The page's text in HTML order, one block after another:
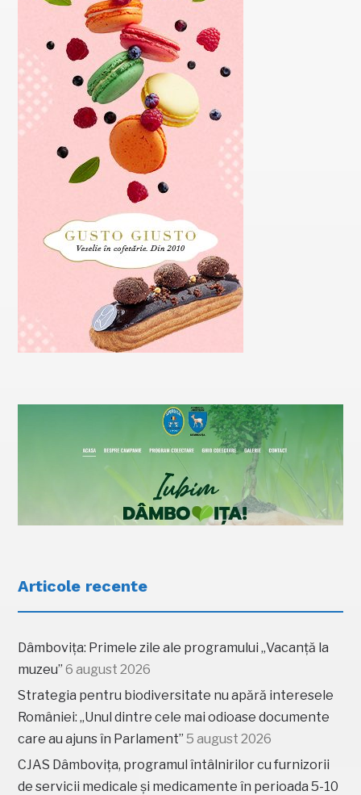
Articole recente
Dâmbovița: Primele zile ale programului „Vacanță la
muzeu” 6 august 2026
Strategia pentru biodiversitate nu apără interesele
României: „Unul dintre cele mai odioase documente
care au ajuns în Parlament” 5 august 2026
CJAS Dâmbovița, programul întâlnirilor cu furnizorii
de servicii medicale și medicamente în perioada 5-10